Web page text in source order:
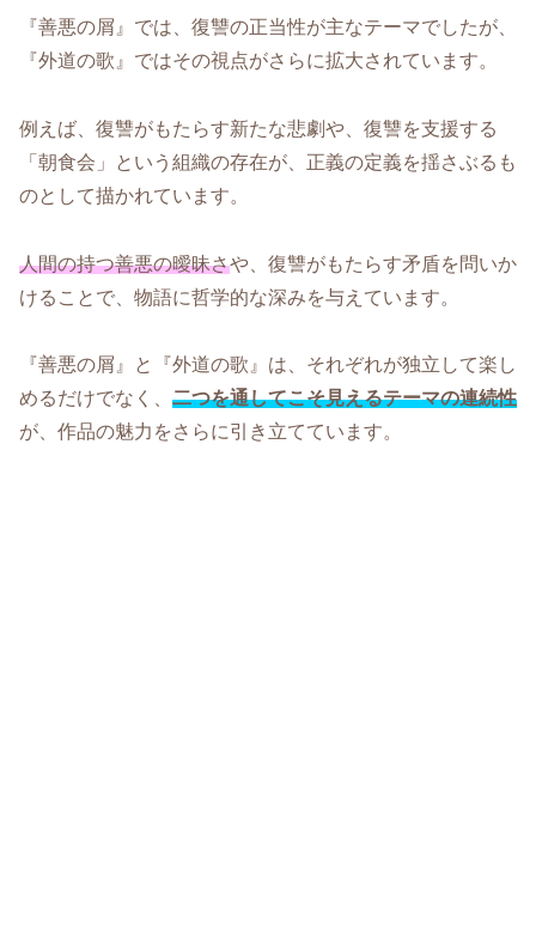
『善悪の屑』では、復讐の正当性が主なテーマでしたが、
『外道の歌』ではその視点がさらに拡大されています。
例えば、復讐がもたらす新たな悲劇や、復讐を支援する
「朝食会」という組織の存在が、正義の定義を揺さぶるも
のとして描かれています。
人間の持つ善悪の曖昧さや、復讐がもたらす矛盾を問いか
けることで、物語に哲学的な深みを与えています。
『善悪の屑』と『外道の歌』は、それぞれが独立して楽し
めるだけでなく、 二つを通してこそ見えるテーマの連続性
が、作品の魅力をさらに引き立てています。